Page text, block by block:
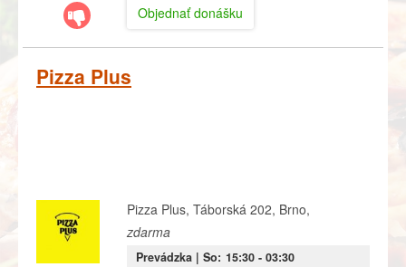
Objednať donášku
Pizza Plus
Pizza Plus, Táborská 202, Brno,
zdarma
Prevádzka | So: 15:30- 03:30